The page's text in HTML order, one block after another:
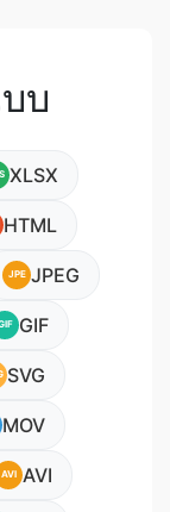
บ
XLSX
HTML
JPE JPEG
GIF
SVG
MOV
AVI AVI